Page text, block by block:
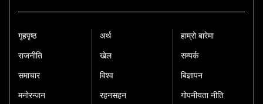
गृहपृष्‍ठ
राजनीति
समाचार
मनोरन्जन
अर्थ
खेल
विश्व
रहनसहन
हाम्रो बारेमा
सम्पर्क
बिज्ञापन
गोपनीयता नीति